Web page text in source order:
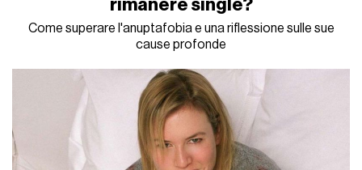
rimanere single?
Come superare l'anuptafobia e una riflessione sulle sue
cause profonde